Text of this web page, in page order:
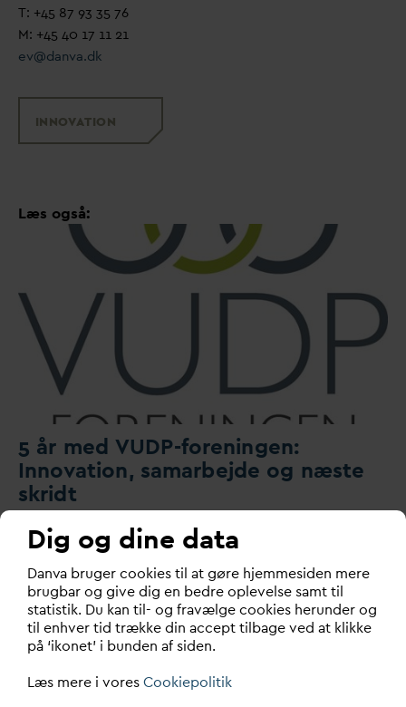
T: +45 87 93 35 76
M: +45 40 17 11 21
ev@danva.dk
INNOVATION
Læs også:
5 år med VUDP-foreningen:
Innovation, samarbejde og næste
skridt
VUDP-foreningen inviterer til fejring af vores 5-års
jubilæum.
Dig og dine data
Danva bruger cookies til at gøre hjemmesiden mere
brugbar og give dig en bedre oplevelse samt til
statistik. Du kan til- og fravælge cookies herunder og
til enhver tid trække din accept tilbage ved at klikke
på ‘ikonet’ i bunden af siden.
Læs mere i voresCookiepolitik